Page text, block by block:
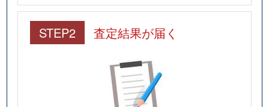
STEP2 査定結果が届く